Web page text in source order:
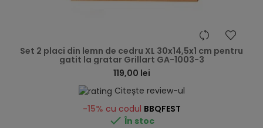
Set 2 placi din lemn de cedru XL 30x14,5x1 cm pentru
gatit la gratar Grillart GA-1003-3
119,00 lei
Citește review-ul
-15% cu codul BBQFEST
 În stoc